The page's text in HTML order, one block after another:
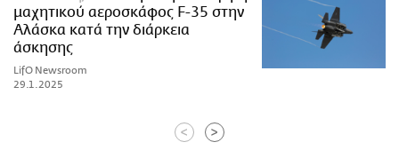
μαχητικού αεροσκάφος F-35 στην
Αλάσκα κατά την διάρκεια
άσκησης
LifO Newsroom
29.1.2025
< >